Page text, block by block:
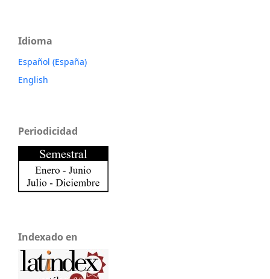
Idioma
Español (España)
English
Periodicidad
Indexado en